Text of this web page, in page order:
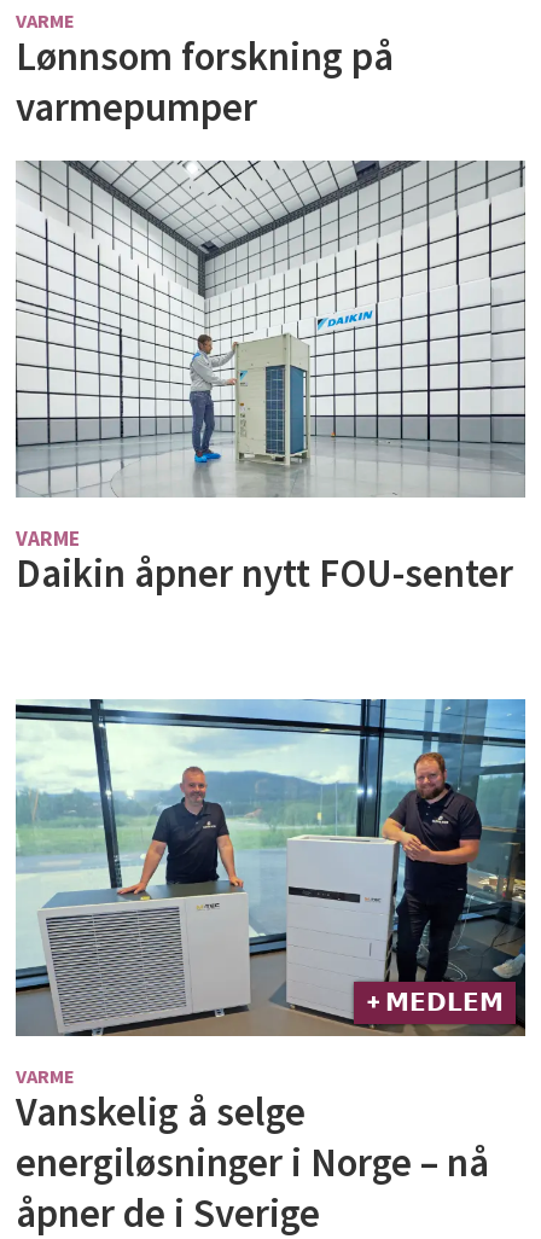
VARME
Lønnsom forskning på
varmepumper
VARME
Daikin åpner nytt FOU-senter
+ 𝗠𝗘𝗗𝗟𝗘𝗠
VARME
Vanskelig å selge
energiløsninger i Norge – nå
åpner de i Sverige